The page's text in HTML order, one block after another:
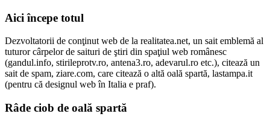
Aici începe totul
Dezvoltatorii de conţinut web de la realitatea.net, un sait emblemă al
tuturor cârpelor de saituri de ştiri din spaţiul web românesc
(gandul.info, stirileprotv.ro, antena3.ro, adevarul.ro etc.), citează un
sait de spam, ziare.com, care citează o altă oală spartă, lastampa.it
(pentru că designul web în Italia e praf).
Râde ciob de oală spartă